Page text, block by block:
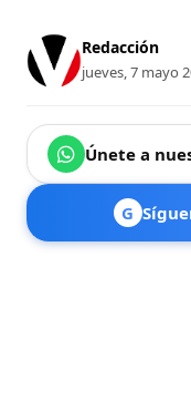
Redacción
jueves, 7 mayo
Únete a
G